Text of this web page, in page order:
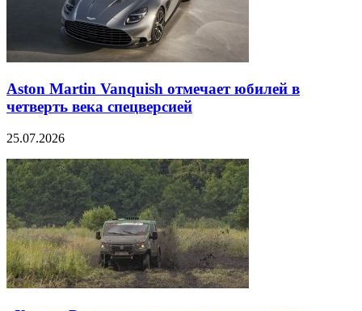
Aston Martin Vanquish отмечает юбилей в
четверть века спецверсией
25.07.2026